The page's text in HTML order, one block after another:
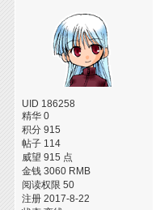
UID 186258
精华 0
积分 915
帖子 114
威望 915 点
金钱 3060 RMB
阅读权限 50
注册 2017-8-22